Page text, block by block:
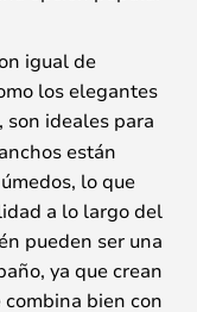
igual de
los elegantes
, son ideales para
están
lo que
a lo largo del
pueden ser una
ya que crean
bien con